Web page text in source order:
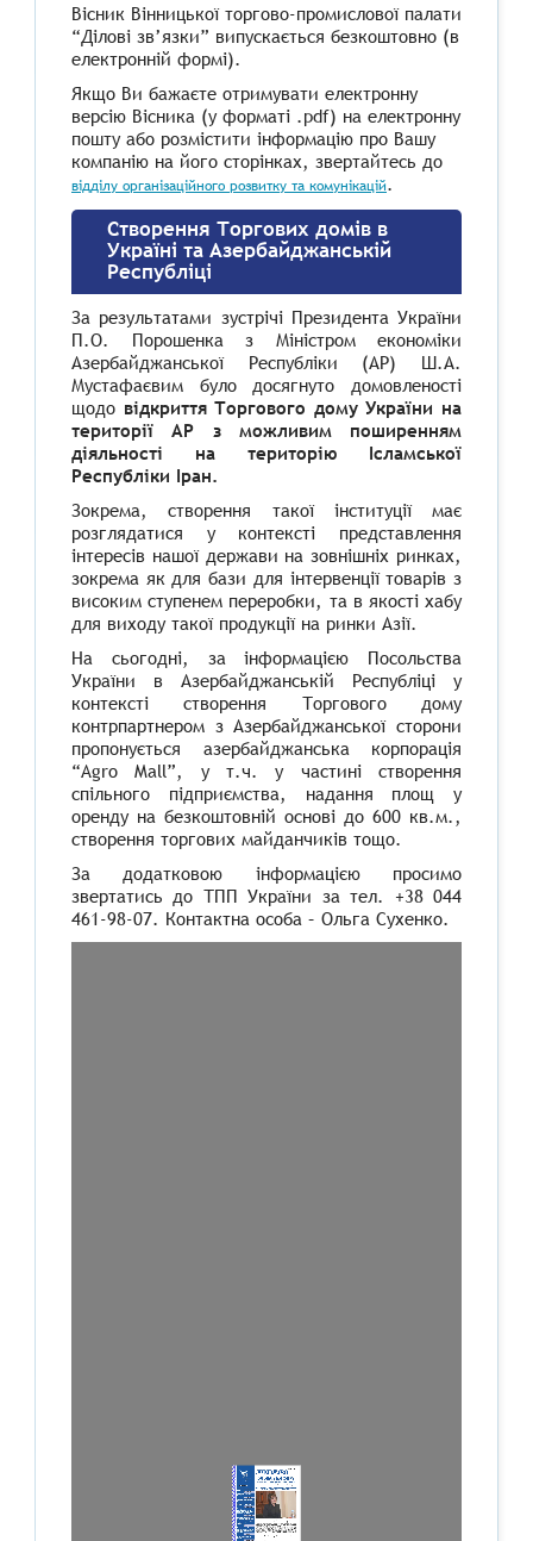
Вісник Вінницької торгово-промислової палати
“Ділові зв’язки” випускається безкоштовно (в
електронній формі).
Якщо Ви бажаєте отримувати електронну
версію Вісника (у форматі .pdf) на електронну
поштуабо розмістити інформацію про Вашу
компанію на його сторінках, звертайтесь до
відділу організаційного розвитку та комунікацій.
Створення Торгових домів в
Україні та Азербайджанській
Республіці
За результатами зустрічі Президента України
П.О. Порошенка з Міністром економіки
Азербайджанської Республіки (АР) Ш.А.
Мустафаєвим було досягнуто домовленості
щодо відкриття Торгового дому України на
території АР з можливим поширенням
діяльності на територію Ісламської
Республіки Іран.
Зокрема, створення такої інституції має
розглядатися у контексті представлення
інтересів нашої держави на зовнішніх ринках,
зокрема як для бази для інтервенції товарів з
високим ступенем переробки, та в якості хабу
для виходу такої продукції на ринки Азії.
На сьогодні, за інформацією Посольства
України в Азербайджанській Республіці у
контексті створення Торгового дому
контрпартнером з Азербайджанської сторони
пропонується азербайджанська корпорація
“Agro Mall”, у т.ч. у частині створення
спільного підприємства, надання площ у
оренду на безкоштовній основі до 600 кв.м.,
створення торгових майданчиків тощо.
За додатковою інформацією просимо
звертатись до ТПП України за тел. +38 044
461-98-07. Контактна особа – Ольга Сухенко.